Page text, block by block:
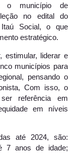
o município de
no edital do
Itaú Social, o que
estratégico.
estimular, liderar e
municípios para
pensando o
Com isso, o
referência em
em níveis
até 2024, são:
7 anos de idade;